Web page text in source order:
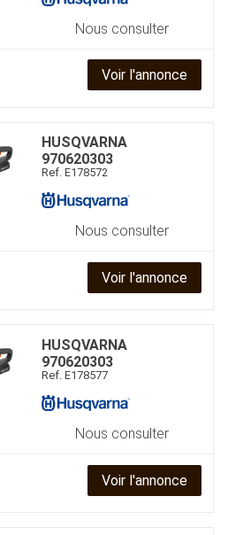
Nous consulter
Voir l'annonce
HUSQVARNA
970620303
Ref. E178572
Nous consulter
Voir l'annonce
HUSQVARNA
970620303
Ref. E178577
Nous consulter
Voir l'annonce